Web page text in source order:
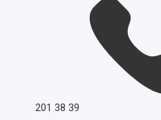
201 38 39